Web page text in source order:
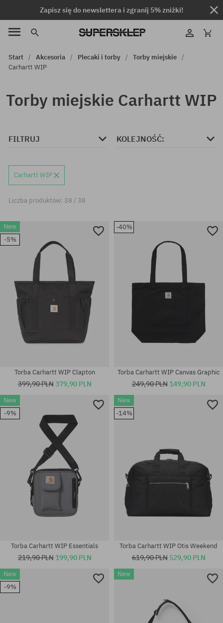
Zapisz się do newslettera i zgranij 5% zniżki!
Start Akcesoria Plecaki i torby
Torby miejskie
Carhartt WIP
Torby miejskie Carhartt WIP
FILTRUJ KOLEJNOŚĆ:
Carhartt WIP
Liczba produktów: 38 / 38
New
-5%
Torba Carhartt WIP Clapton
399,90 PLN379,90 PLN
-40%
rozmiar uniwersalny
Torba Carhartt WIP Canvas Graphic
249,90 PLN 149,90 PLN
New
-9%
Torba Carhartt WIP Essentials
219,90 PLN 199,90 PLN
New
-14%
Torba Carhartt WIP Otis Weekend
619,90 PLN 529,90 PLN
New
-9%
New